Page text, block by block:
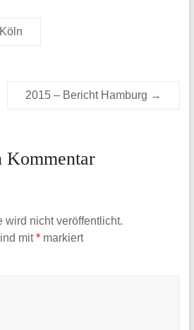
2015 – Bericht Hamburg →
Kommentar
wird nicht veröffentlicht.
mit*markiert